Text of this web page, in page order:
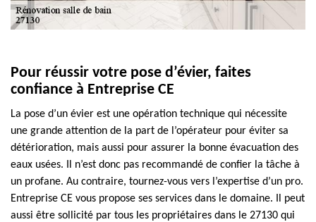
Pour réussir votre pose d’évier, faites
confiance à Entreprise CE
La pose d’un évier est une opération technique qui nécessite
une grande attention de la part de l’opérateur pour éviter sa
détérioration, mais aussi pour assurer la bonne évacuation des
eaux usées. Il n’est donc pas recommandé de confier la tâche à
un profane. Au contraire, tournez-vous vers l’expertise d’un pro.
Entreprise CE vous propose ses services dans le domaine. Il peut
aussi être sollicité par tous les propriétaires dans le 27130 qui